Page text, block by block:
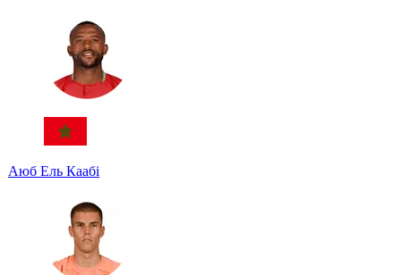
Аюб Ель Каабі